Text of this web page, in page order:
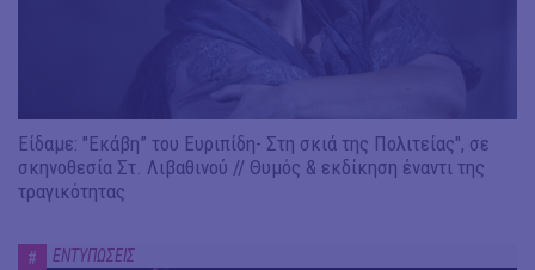
Είδαμε: "Εκάβη” του Ευριπίδη- Στη σκιά της Πολιτείας", σε
σκηνοθεσία Στ. Λιβαθινού // Θυμός & εκδίκηση έναντι της
τραγικότητας
# ΕΝΤΥΠΩΣΕΙΣ